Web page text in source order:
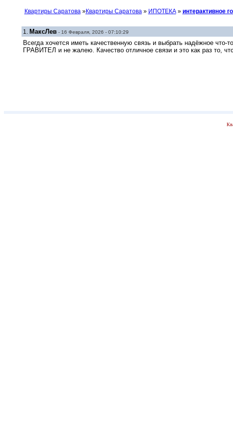
Квартиры Саратова»Квартиры Саратова» ИПОТЕКА» интерактивное
1. МаксЛев- 16 Февраля, 2026 - 07:10:29
Всегда хочется иметь качественную связь и выбрать надёжное что-
ГРАВИТЕЛ и не жалею. Качество отличное связи и это как раз то,